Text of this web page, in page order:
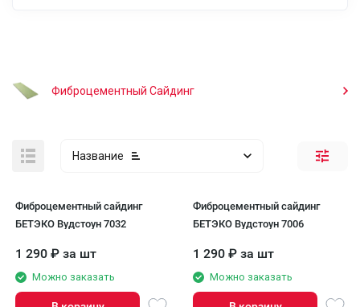
Фиброцементный Сайдинг
Название
Фиброцементный сайдинг
БЕТЭКО Вудстоун 7032
1 290 ₽ за шт
Можно заказать
Фиброцементный сайдинг
БЕТЭКО Вудстоун 7006
1 290 ₽ за шт
Можно заказать